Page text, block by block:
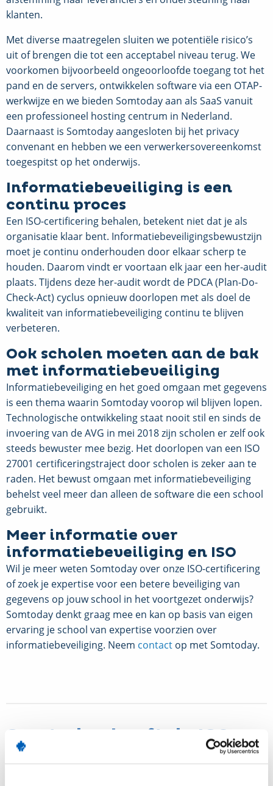
klanten.
Met diverse maatregelen sluiten we potentiële risico’s
uit of brengen die tot een acceptabel niveau terug. We
voorkomen bijvoorbeeld ongeoorloofde toegang tot het
pand en de servers, ontwikkelen software via een OTAP-
werkwijze en we bieden Somtoday aan als SaaS vanuit
een professioneel hosting centrum in Nederland.
Daarnaast is Somtoday aangesloten bij het privacy
convenant en hebben we een verwerkersovereenkomst
toegespitst op het onderwijs.
Informatiebeveiliging is een
continu proces
Een ISO-certificering behalen, betekent niet dat je als
organisatie klaar bent. Informatiebeveiligingsbewustzijn
moet je continu onderhouden door elkaar scherp te
houden. Daarom vindt er voortaan elk jaar een her-audit
plaats. TIjdens deze her-audit wordt de PDCA (Plan-Do-
Check-Act) cyclus opnieuw doorlopen met als doel de
kwaliteit van informatiebeveiliging continu te blijven
verbeteren.
Ook scholen moeten aan de bak
met informatiebeveiliging
Informatiebeveiliging en het goed omgaan met gegevens
is een thema waarin Somtoday voorop wil blijven lopen.
Technologische ontwikkeling staat nooit stil en sinds de
invoering van de AVG in mei 2018 zijn scholen er zelf ook
steeds bewuster mee bezig. Het doorlopen van een ISO
27001 certificeringstraject door scholen is zeker aan te
raden. Het bewust omgaan met informatiebeveiliging
behelst veel meer dan alleen de software die een school
gebruikt.
Meer informatie over
informatiebeveiliging en ISO
Wil je meer weten Somtoday over onze ISO-certificering
of zoek je expertise voor een betere beveiliging van
gegevens op jouw school in het voortgezet onderwijs?
Somtoday denkt graag mee en kan op basis van eigen
ervaring je school van expertise voorzien over
informatiebeveiliging. Neem contact op met Somtoday.
Somtoday heeft de ISO-
certificering 27001:2013